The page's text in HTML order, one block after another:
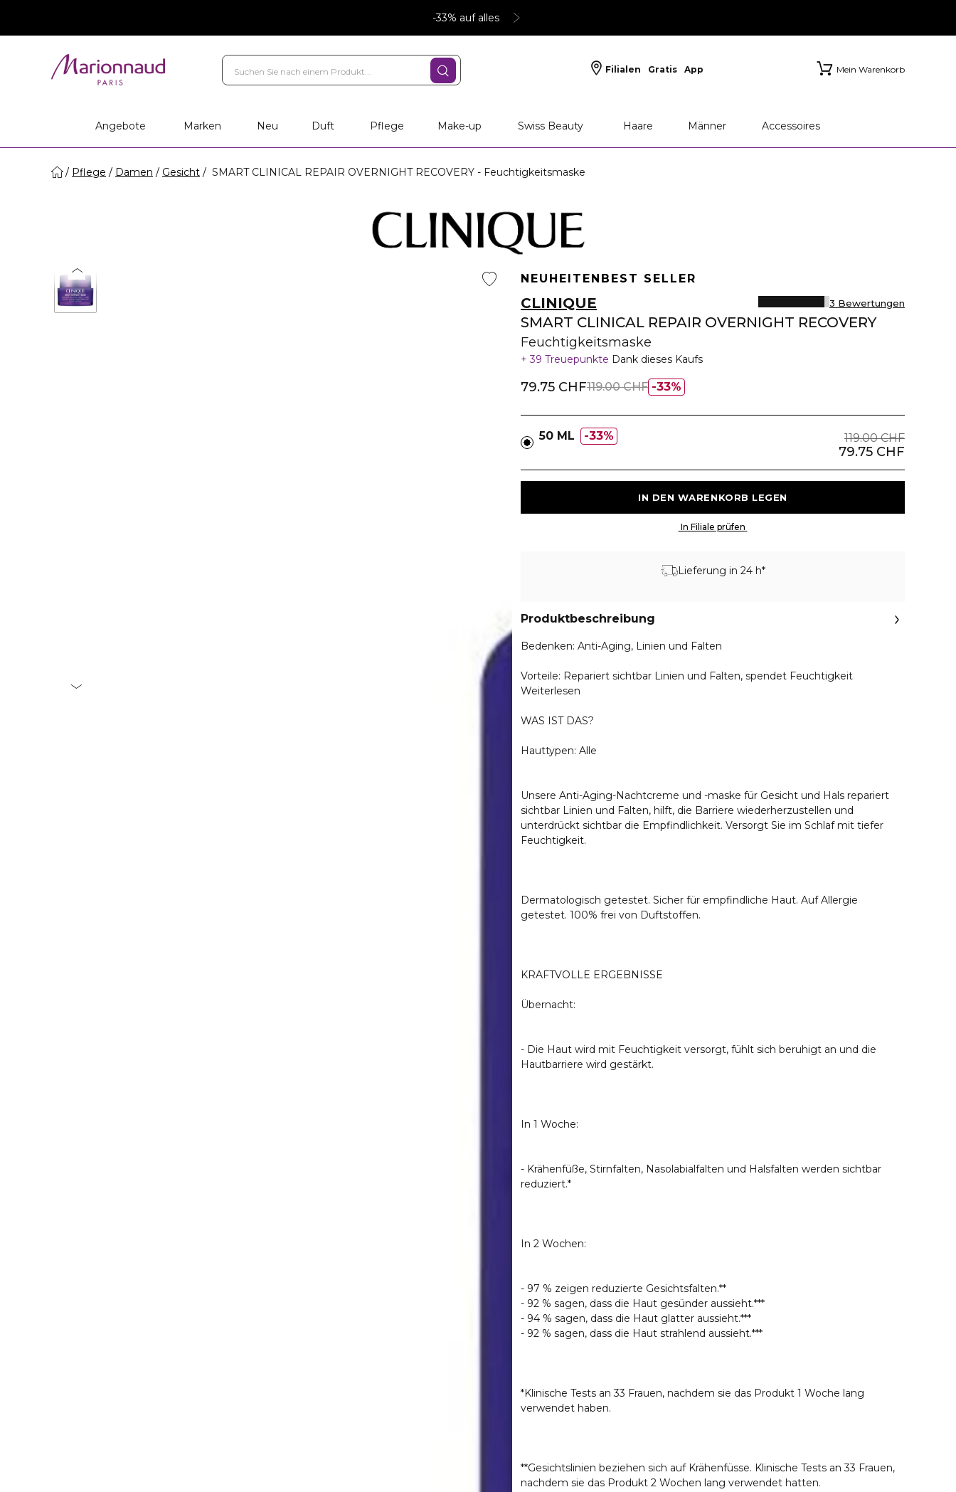
-33% auf alles
Filialen Gratis App Mein Warenkorb
Angebote Marken Neu Duft Pflege Make-up Swiss Beauty Haare Männer Accessoires
Pflege Damen Gesicht SMART CLINICAL REPAIR OVERNIGHT RECOVERY - Feuchtigkeitsmaske
NEUHEITEN BEST SELLER
CLINIQUE
SMART CLINICAL REPAIR OVERNIGHT RECOVERY
Feuchtigkeitsmaske
3 Bewertungen
39 Treuepunkte Dank dieses Kaufs
33%
79.75 CHF119.00 CHF
50 ML 33% 119.00 CHF
79.75 CHF
Lieferung in 24 h*
Produktbeschreibung
Bedenken: Anti-Aging, Linien und Falten
Vorteile: Repariert sichtbar Linien und Falten, spendet Feuchtigkeit
Weiterlesen
WAS IST DAS?
Hauttypen: Alle
Unsere Anti-Aging-Nachtcreme und -maske für Gesicht und Hals repariert
sichtbar Linien und Falten, hilft, die Barriere wiederherzustellen und
unterdrückt sichtbar die Empfindlichkeit. Versorgt Sie im Schlaf mit tiefer
Feuchtigkeit.
Dermatologisch getestet. Sicher für empfindliche Haut. Auf Allergie
getestet. 100% frei von Duftstoffen.
KRAFTVOLLE ERGEBNISSE
Übernacht:
- Die Haut wird mit Feuchtigkeit versorgt, fühlt sich beruhigt an und die
Hautbarriere wird gestärkt.
In 1 Woche:
- Krähenfüße, Stirnfalten, Nasolabialfalten und Halsfalten werden sichtbar
reduziert.*
In 2 Wochen:
- 97 % zeigen reduzierte Gesichtsfalten.**
- 92 % sagen, dass die Haut gesünder aussieht.***
- 94 % sagen, dass die Haut glatter aussieht.***
- 92 % sagen, dass die Haut strahlend aussieht.***
*Klinische Tests an 33 Frauen, nachdem sie das Produkt 1 Woche lang
verwendet haben.
**Gesichtslinien beziehen sich auf Krähenfüsse. Klinische Tests an 33 Frauen,
nachdem sie das Produkt 2 Wochen lang verwendet hatten.